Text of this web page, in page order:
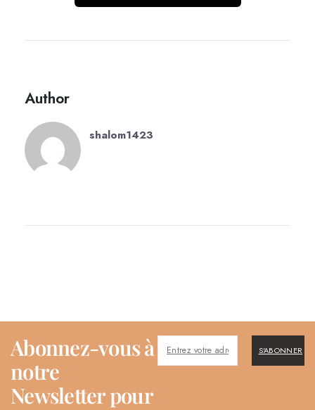
Author
shalom1423
Abonnez-vous à
notre
Newsletter pour
S'ABONNER